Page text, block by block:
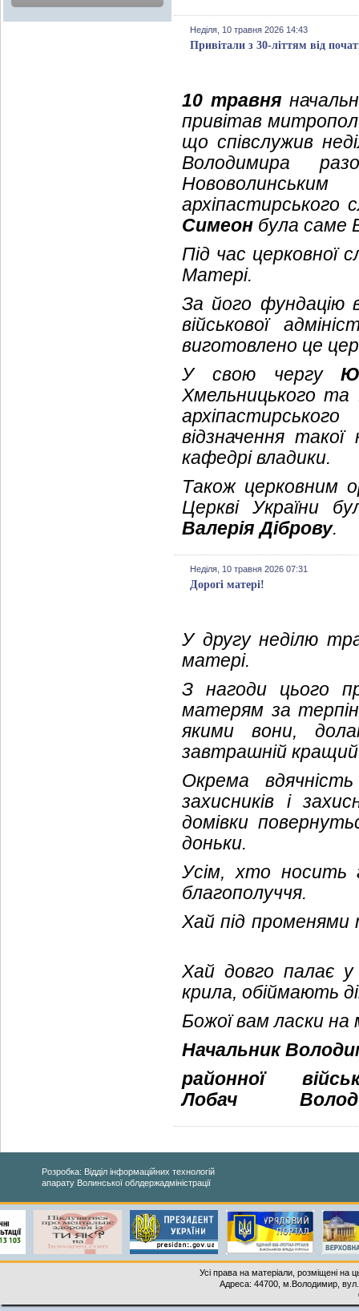
Неділя, 10 травня 2026 14:43
Привітали з 30-літтям від
10 травня
привітав
що співслужив
Володимира
архіпастирського
Симеон була саме
Під час церковної
Матері.
За його фундацію
військової
виготовлено це
У свою чергу
Хмельницького та
відзначення такої
кафедрі владики.
Також церковним
Церкві України
Валерія Діброву.
Неділя, 10 травня 2026 07:31
Дорогі матері!
У другу неділю
матері.
З нагоди цього
матерям за
якими вони,
завтрашній кращий
Окрема
захисників і
домівки
доньки.
Усім, хто носить
благополуччя.
Хай під променями
Хай довго палає
крила, обіймають
Божої вам ласки на
Начальник
районної
Лобач
Розробка: Відділ інформаційних технологій
апарату Волинської облдержадміністрації
Усі права на матеріали, розміщені на
Адреса: 44700, м.Володимир,